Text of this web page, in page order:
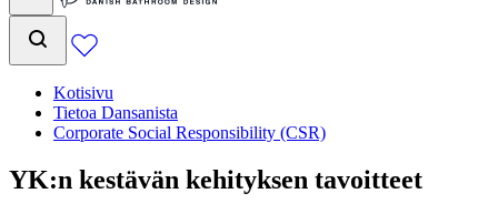
Kotisivu
Tietoa Dansanista
Corporate Social Responsibility (CSR)
YK:n kestävän kehityksen tavoitteet